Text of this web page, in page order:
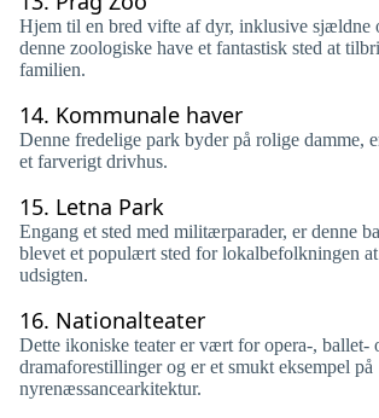
Hjem til en bred vifte af dyr, inklusive sjældne
denne zoologiske have et fantastisk sted at
familien.
14. Kommunale haver
Denne fredelige park byder på rolige damme,
et farverigt drivhus.
15. Letna Park
Engang et sted med militærparader, er denne
blevet et populært sted for lokalbefolkningen
udsigten.
16. Nationalteater
Dette ikoniske teater er vært for opera-, ballet-
dramaforestillinger og er et smukt eksempel på
nyrenæssancearkitektur.